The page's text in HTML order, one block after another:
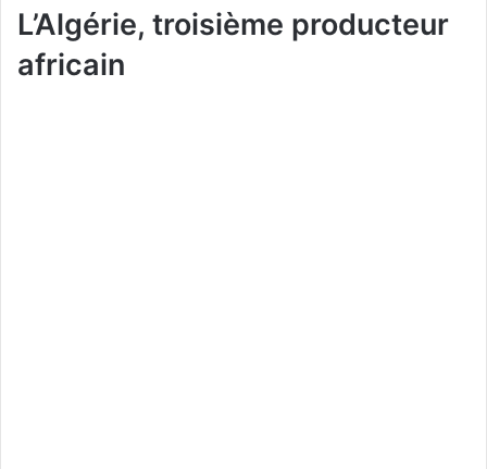
L’Algérie, troisième producteur
africain